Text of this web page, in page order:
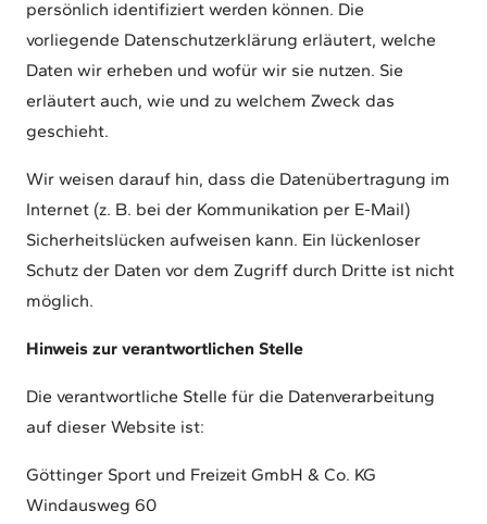
persönlich identifiziert werden können. Die
vorliegende Datenschutzerklärung erläutert, welche
Daten wir erheben und wofür wir sie nutzen. Sie
erläutert auch, wie und zu welchem Zweck das
geschieht.
Wir weisen darauf hin, dass die Datenübertragung im
Internet (z. B. bei der Kommunikation per E-Mail)
Sicherheitslücken aufweisen kann. Ein lückenloser
Schutz der Daten vor dem Zugriff durch Dritte ist nicht
möglich.
Hinweis zur verantwortlichen Stelle
Die verantwortliche Stelle für die Datenverarbeitung
auf dieser Website ist:
Göttinger Sport und Freizeit GmbH & Co. KG
Windausweg 60